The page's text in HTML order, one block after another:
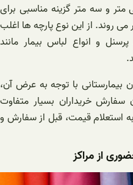
با عرض های 150 سانتی متر و سه متر گزینه مناسبی برای
روند. از این نوع پارچه ها اغلب
و انواع لباس بیمار مانند
بیمارستانی با توجه به عرض آن،
خریداران بسیار متفاوت
به استعلام قیمت، قبل از سفارش و
از مراکز